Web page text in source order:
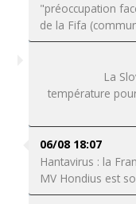
"préoccupation
de la Fifa
La
température
06/08 18:07
Hantavirus : la
MV Hondius est